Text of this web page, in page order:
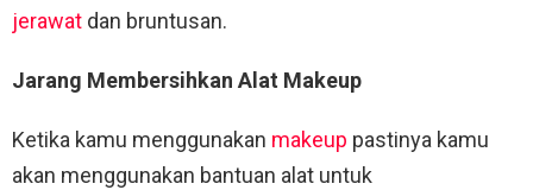
jerawat dan bruntusan.
Jarang Membersihkan Alat Makeup
Ketika kamu menggunakan makeup pastinya kamu
akan menggunakan bantuan alat untuk